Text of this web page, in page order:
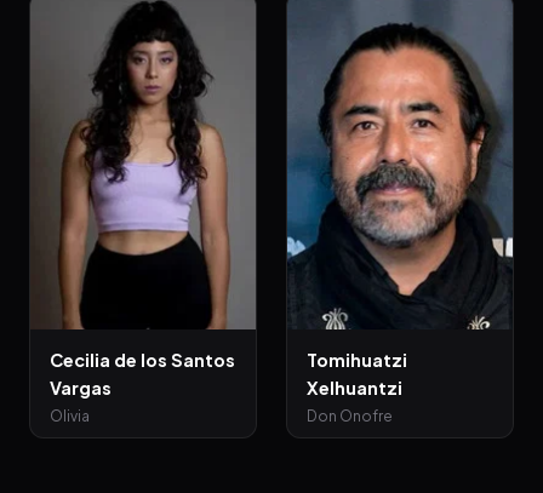
Cecilia de los Santos
Vargas
Olivia
Tomihuatzi
Xelhuantzi
Don Onofre